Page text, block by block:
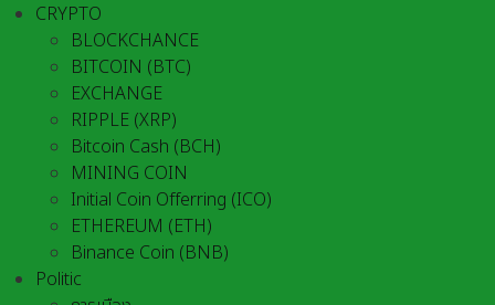
CRYPTO
BLOCKCHANCE
BITCOIN (BTC)
EXCHANGE
RIPPLE (XRP)
Bitcoin Cash (BCH)
MINING COIN
Initial Coin Offerring (ICO)
ETHEREUM (ETH)
Binance Coin (BNB)
Politic